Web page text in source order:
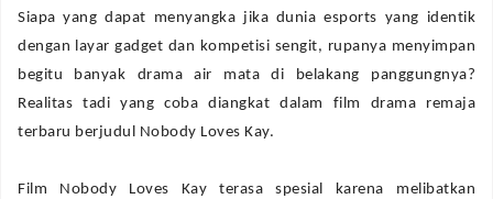
Siapa yang dapat menyangka jika dunia esports yang identik
dengan layar gadget dan kompetisi sengit, rupanya menyimpan
begitu banyak drama air mata di belakang panggungnya?
Realitas tadi yang coba diangkat dalam film drama remaja
terbaru berjudul Nobody Loves Kay.
Film Nobody Loves Kay terasa spesial karena melibatkan